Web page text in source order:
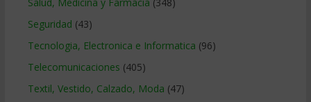
Seguridad (43)
Tecnologia, Electronica e Informatica (96)
Telecomunicaciones (405)
Textil, Vestido, Calzado, Moda (47)